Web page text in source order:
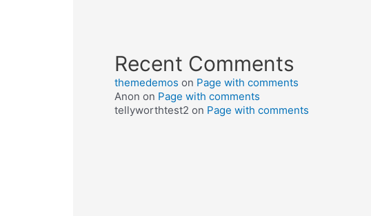
Recent Comments
themedemos on Page with comments
Anon on Page with comments
tellyworthtest2 on Page with comments